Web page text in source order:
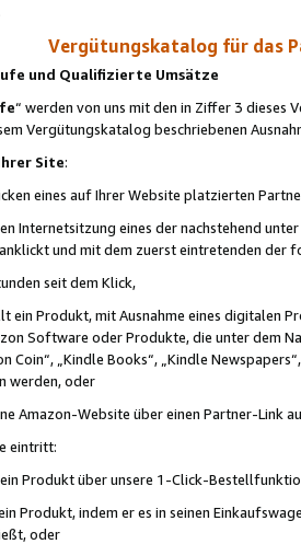
Vergütungskatalog für das
und Qualifizierte Umsätze
“ werden von uns mit den in Ziffer 3
Vergütungskatalog beschriebenen
Site:
eines auf Ihrer Website platzierten
Internetsitzung eines der nachstehend
und mit dem zuerst eintretenden der
seit dem Klick,
Produkt, mit Ausnahme eines digitalen
Software oder Produkte, die unter dem
Coin“, „Kindle Books“, „Kindle
werden, oder
Amazon-Website über einen Partner-Link
eintritt:
Produkt über unsere 1-Click-
Produkt, indem er es in seinen
oder